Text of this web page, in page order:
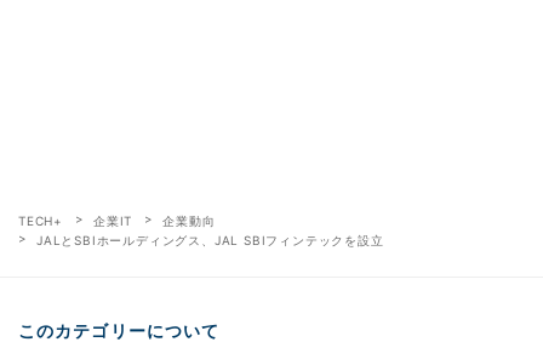
TECH+ 企業IT
企業動向
JALとSBIホールディングス、JAL SBIフィンテックを設立
このカテゴリーについて